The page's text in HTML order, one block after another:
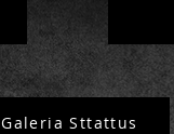
Galeria Sttattus